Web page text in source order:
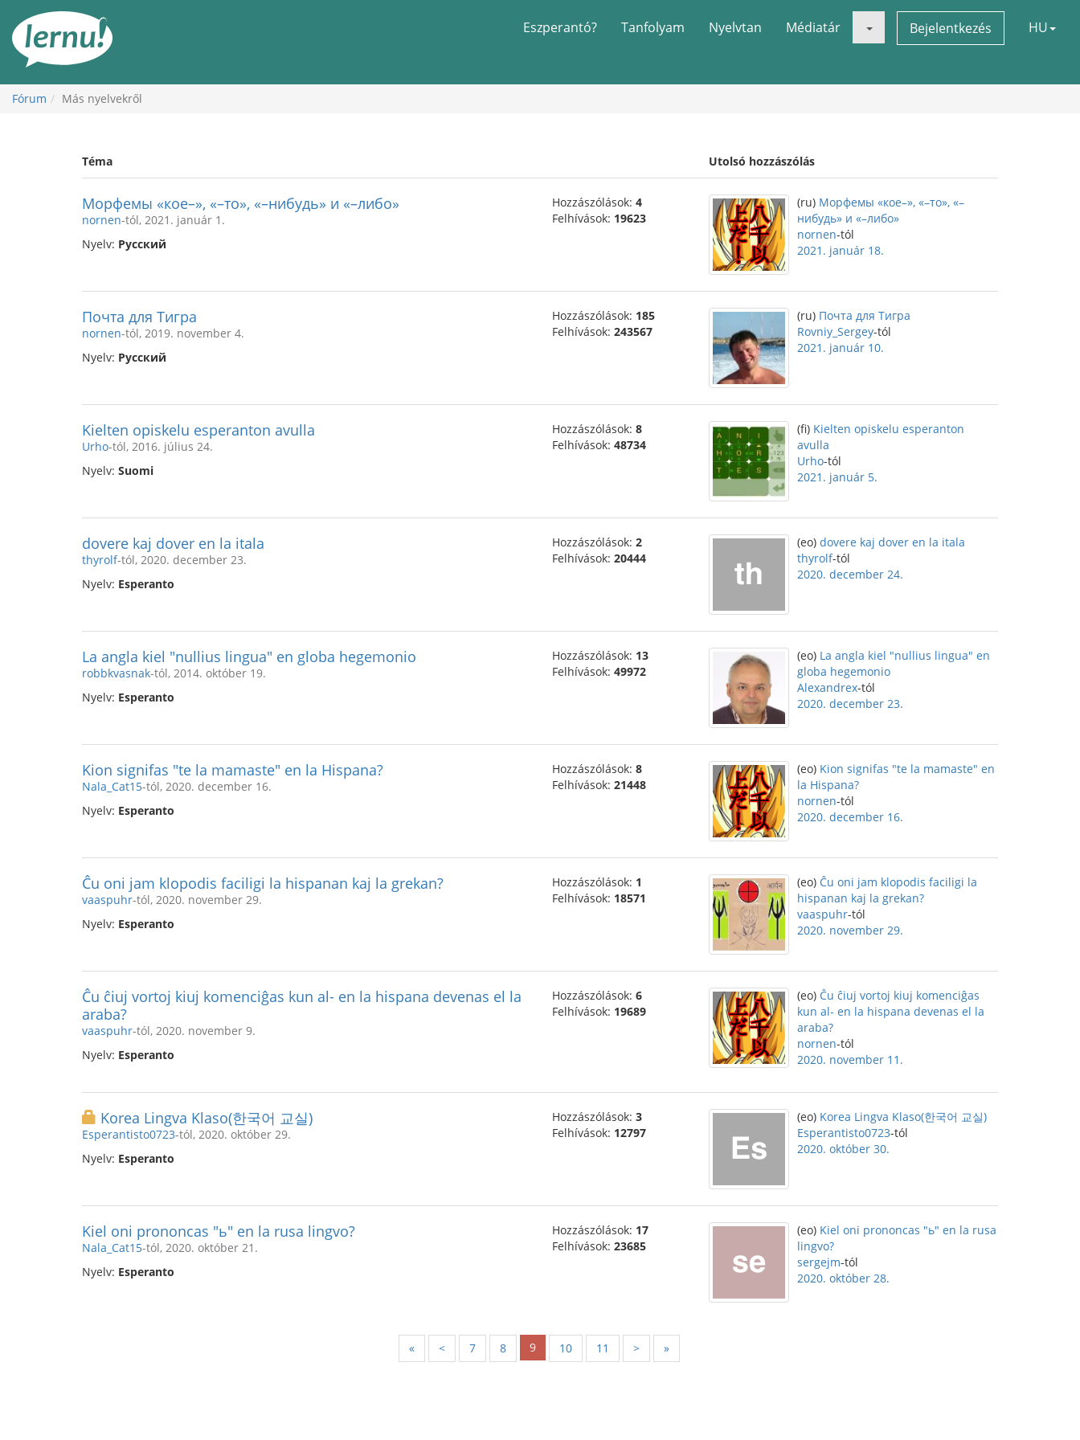
Eszperantó? Tanfolyam Nyelvtan Médiatár Bejelentkezés HU
Fórum Más nyelvekről
Téma Utolsó hozzászólás
Морфемы «кое–», «–то», «–нибудь» и «–либо»
nornen-tól, 2021. január 1.
Nyelv: Русский
Hozzászólások: 4
Felhívások: 19623
(ru) Морфемы «кое–», «–то», «–
нибудь» и «–либо»
nornen-tól
2021. január 18.
Почта для Тигра
nornen-tól, 2019. november 4.
Nyelv: Русский
Hozzászólások: 185
Felhívások: 243567
(ru) Почта для Тигра
Rovniy_Sergey-tól
2021. január 10.
Kielten opiskelu esperanton avulla
Urho-tól, 2016. július 24.
Nyelv: Suomi
Hozzászólások: 8
Felhívások: 48734
(fi) Kielten opiskelu esperanton
avulla
Urho-tól
2021. január 5.
dovere kaj dover en la itala
thyrolf-tól, 2020. december 23.
Nyelv: Esperanto
Hozzászólások: 2
Felhívások: 20444
(eo) dovere kaj dover en la itala
thyrolf-tól
2020. december 24.
La angla kiel "nullius lingua" en globa hegemonio
robbkvasnak-tól, 2014. október 19.
Nyelv: Esperanto
Hozzászólások: 13
Felhívások: 49972
(eo) La angla kiel "nullius lingua" en
globa hegemonio
Alexandrex-tól
2020. december 23.
Kion signifas "te la mamaste" en la Hispana?
Nala_Cat15-tól, 2020. december 16.
Nyelv: Esperanto
Hozzászólások: 8
Felhívások: 21448
(eo) Kion signifas "te la mamaste" en
la Hispana?
nornen-tól
2020. december 16.
Ĉu oni jam klopodis faciligi la hispanan kaj la grekan?
vaaspuhr-tól, 2020. november 29.
Nyelv: Esperanto
Hozzászólások: 1
Felhívások: 18571
(eo) Ĉu oni jam klopodis faciligi la
hispanan kaj la grekan?
vaaspuhr-tól
2020. november 29.
Ĉu ĉiuj vortoj kiuj komenciĝas kun al- en la hispana devenas el la
araba?
vaaspuhr-tól, 2020. november 9.
Nyelv: Esperanto
Hozzászólások: 6
Felhívások: 19689
(eo) Ĉu ĉiuj vortoj kiuj komenciĝas
kun al- en la hispana devenas el la
araba?
nornen-tól
2020. november 11.
Korea Lingva Klaso(한국어 교실)
Esperantisto0723-tól, 2020. október 29.
Nyelv: Esperanto
Hozzászólások: 3
Felhívások: 12797
(eo) Korea Lingva Klaso(한국어 교실)
Esperantisto0723-tól
2020. október 30.
Kiel oni prononcas "ь" en la rusa lingvo?
Nala_Cat15-tól, 2020. október 21.
Nyelv: Esperanto
Hozzászólások: 17
Felhívások: 23685
(eo) Kiel oni prononcas "ь" en la rusa
lingvo?
sergejm-tól
2020. október 28.
« < 7 8 9 10 11 > »